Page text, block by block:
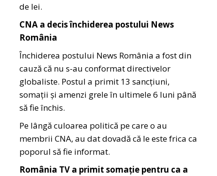
de lei.
CNA a decis închiderea postului News
România
Închiderea postului News România a fost din
cauză că nu s-au conformat directivelor
globaliste. Postul a primit 13 sancțiuni,
somații și amenzi grele în ultimele 6 luni până
să fie închis.
Pe lângă culoarea politică pe care o au
membrii CNA, au dat dovadă că le este frica ca
poporul să fie informat.
România TV a primit somație pentru ca a